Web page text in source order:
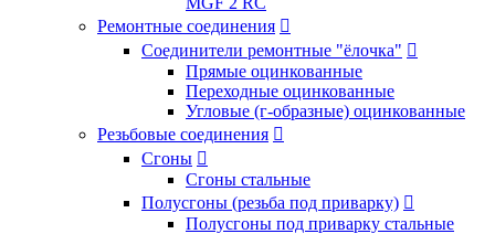
Ремонтные соединения 
Соединители ремонтные "ёлочка" 
Прямые оцинкованные
Переходные оцинкованные
Угловые (г-образные) оцинкованные
Резьбовые соединения 
Сгоны 
Сгоны стальные
Полусгоны (резьба под приварку) 
Полусгоны под приварку стальные